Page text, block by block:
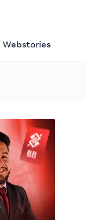
Webstories